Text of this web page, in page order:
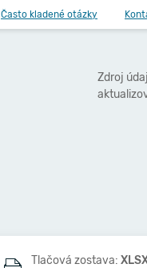
Často kladené otázky
Zdroj
Tlačová zostava: